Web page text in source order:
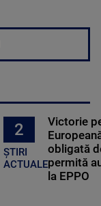
2
ȘTIRI
ACTUALE
Victorie
obligată
permită
la EPPO